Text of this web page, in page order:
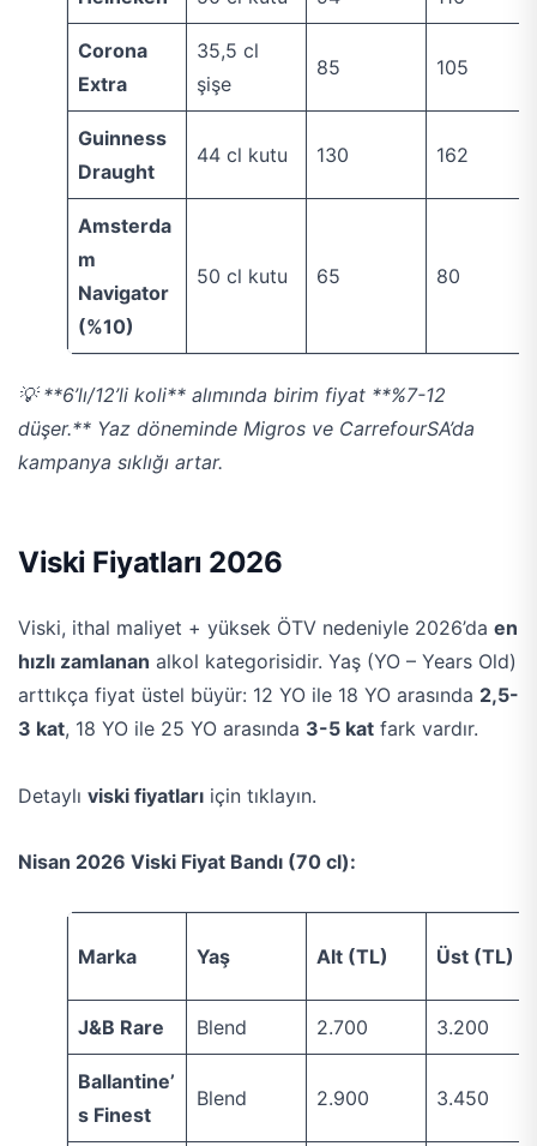
Corona
Extra
35,5 cl
şişe
85 105
Guinness
Draught
44 cl kutu 130 162
Amsterda
m
Navigator
(%10)
50 cl kutu 65 80
💡 **6’lı/12’li koli** alımında birim fiyat **%7-12
düşer.** Yaz döneminde Migros ve CarrefourSA’da
kampanya sıklığı artar.
Viski Fiyatları 2026
Viski, ithal maliyet + yüksek ÖTV nedeniyle 2026’da en
hızlı zamlanan alkol kategorisidir. Yaş (YO – Years Old)
arttıkça fiyat üstel büyür: 12 YO ile 18 YO arasında 2,5-
3 kat, 18 YO ile 25 YO arasında 3-5 kat fark vardır.
Detaylı viski fiyatları için tıklayın.
Nisan 2026 Viski Fiyat Bandı (70 cl):
Marka Yaş Alt (TL) Üst (TL)
J&B Rare Blend 2.700 3.200
Ballantine’
s Finest
Blend 2.900 3.450